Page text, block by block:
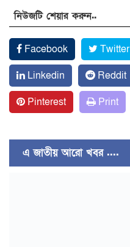
নিউজটি শেয়ার করুন..
Facebook Twitter
Linkedin
Reddit
Pinterest
Print
এ জাতীয় আরো খবর ....